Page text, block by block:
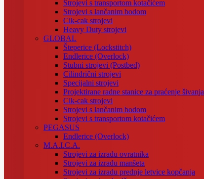
Strojevi s transportom kotačićem
Strojevi s lančanim bodom
Cik-cak strojevi
Heavy Duty strojevi
GLOBAL
Šteperice (Lockstitch)
Endlerice (Overlock)
Stubni strojevi (Postbed)
Cilindrični strojevi
Specijalni strojevi
Projektirane radne stanice za praćenje šivanja
Cik-cak strojevi
Strojevi s lančanim bodom
Strojevi s transportom kotačićem
PEGASUS
Endlerice (Overlock)
M.A.I.C.A.
Strojevi za izradu ovratnika
Strojevi za izradu manšeta
Strojevi za izradu prednje letvice kopčanja